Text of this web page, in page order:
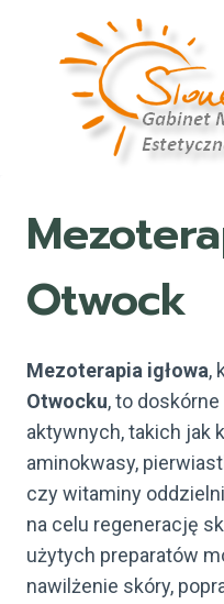
Otwock
Mezoterapia igłowa,
Otwocku, to
aktywnych, takich jak
aminokwasy,
czy witaminy
na celu regenerację
użytych preparatów
nawilżenie skóry,